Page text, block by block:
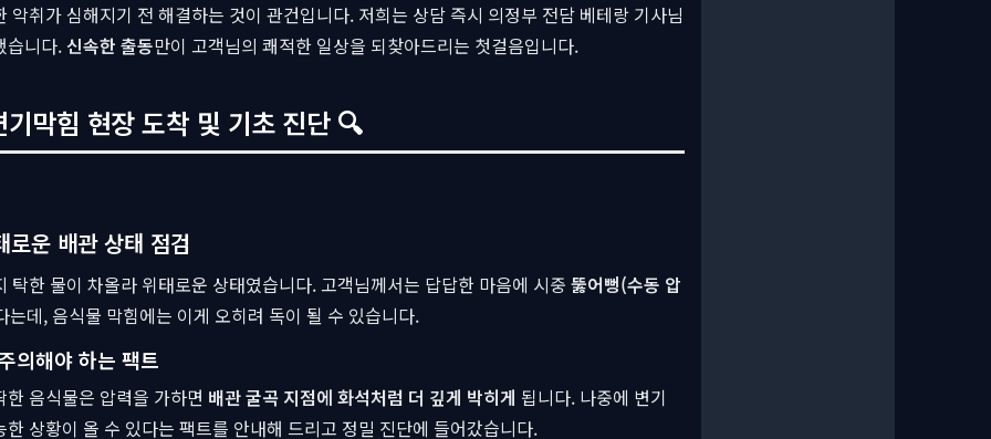
악취가 심해지기 전 해결하는 것이 관건입니다. 저희는 상담 즉시 의정부 전담 베테랑 기사님
습니다.신속한 출동만이 고객님의 쾌적한 일상을 되찾아드리는 첫걸음입니다.
막힘 현장 도착 및 기초 진단 🔍
로운 배관 상태 점검
탁한 물이 차올라 위태로운 상태였습니다. 고객님께서는 답답한 마음에 시중 뚫어뻥(수동 압
는데, 음식물 막힘에는 이게 오히려 독이 될 수 있습니다.
의해야 하는 팩트
음식물은 압력을 가하면 배관 굴곡 지점에 화석처럼 더 깊게 박히게 됩니다. 나중에 변기
상황이 올 수 있다는 팩트를 안내해 드리고 정밀 진단에 들어갔습니다.